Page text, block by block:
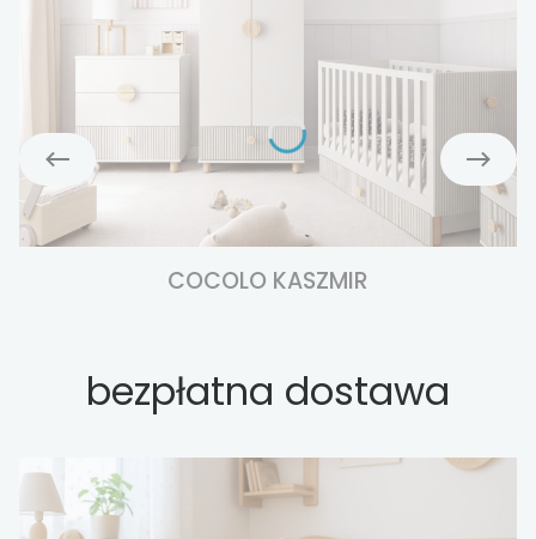
COCOLO KASZMIR
bezpłatna dostawa